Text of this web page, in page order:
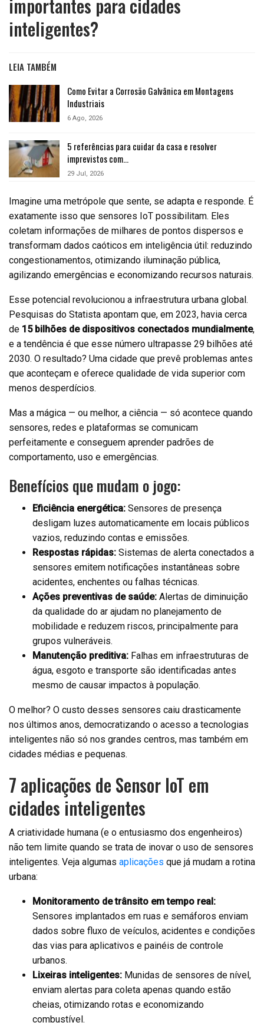
importantes para cidades
inteligentes?
LEIA TAMBÉM
Como Evitar a Corrosão Galvânica em Montagens
Industriais
6 Ago, 2026
5 referências para cuidar da casa e resolver
imprevistos com…
29 Jul, 2026
Imagine uma metrópole que sente, se adapta e responde. É
exatamente isso que sensores IoT possibilitam. Eles
coletam informações de milhares de pontos dispersos e
transformam dados caóticos em inteligência útil: reduzindo
congestionamentos, otimizando iluminação pública,
agilizando emergências e economizando recursos naturais.
Esse potencial revolucionou a infraestrutura urbana global.
Pesquisas do Statista apontam que, em 2023, havia cerca
de 15 bilhões de dispositivos conectados mundialmente,
e a tendência é que esse número ultrapasse 29 bilhões até
2030. O resultado? Uma cidade que prevê problemas antes
que aconteçam e oferece qualidade de vida superior com
menos desperdícios.
Mas a mágica — ou melhor, a ciência — só acontece quando
sensores, redes e plataformas se comunicam
perfeitamente e conseguem aprender padrões de
comportamento, uso e emergências.
Benefícios que mudam o jogo:
Eficiência energética: Sensores de presença
desligam luzes automaticamente em locais públicos
vazios, reduzindo contas e emissões.
Respostas rápidas: Sistemas de alerta conectados a
sensores emitem notificações instantâneas sobre
acidentes, enchentes ou falhas técnicas.
Ações preventivas de saúde: Alertas de diminuição
da qualidade do ar ajudam no planejamento de
mobilidade e reduzem riscos, principalmente para
grupos vulneráveis.
Manutenção preditiva: Falhas em infraestruturas de
água, esgoto e transporte são identificadas antes
mesmo de causar impactos à população.
O melhor? O custo desses sensores caiu drasticamente
nos últimos anos, democratizando o acesso a tecnologias
inteligentes não só nos grandes centros, mas também em
cidades médias e pequenas.
7 aplicações de Sensor IoT em
cidades inteligentes
A criatividade humana (e o entusiasmo dos engenheiros)
não tem limite quando se trata de inovar o uso de sensores
inteligentes. Veja algumas aplicações que já mudam a rotina
urbana:
Monitoramento de trânsito em tempo real:
Sensores implantados em ruas e semáforos enviam
dados sobre fluxo de veículos, acidentes e condições
das vias para aplicativos e painéis de controle
urbanos.
Lixeiras inteligentes: Munidas de sensores de nível,
enviam alertas para coleta apenas quando estão
cheias, otimizando rotas e economizando
combustível.